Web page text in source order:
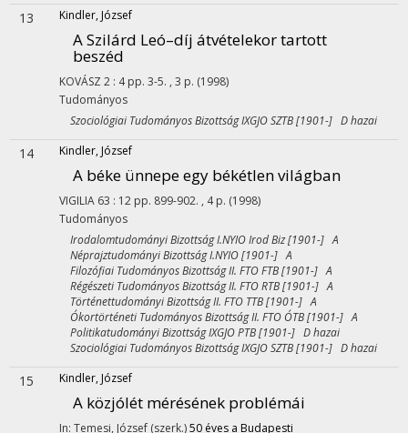
13 Kindler, József
A Szilárd Leó–díj átvételekor tartott
beszéd
KOVÁSZ 2 : 4 pp. 3-5. , 3 p. (1998)
Tudományos
Szociológiai Tudományos Bizottság IXGJO SZTB [1901-] D hazai
14 Kindler, József
A béke ünnepe egy békétlen világban
VIGILIA 63 : 12 pp. 899-902. , 4 p. (1998)
Tudományos
Irodalomtudományi Bizottság I.NYIO Irod Biz [1901-] A
Néprajztudományi Bizottság I.NYIO [1901-] A
Filozófiai Tudományos Bizottság II. FTO FTB [1901-] A
Régészeti Tudományos Bizottság II. FTO RTB [1901-] A
Történettudományi Bizottság II. FTO TTB [1901-] A
Ókortörténeti Tudományos Bizottság II. FTO ÓTB [1901-] A
Politikatudományi Bizottság IXGJO PTB [1901-] D hazai
Szociológiai Tudományos Bizottság IXGJO SZTB [1901-] D hazai
15 Kindler, József
A közjólét mérésének problémái
In: Temesi, József (szerk.)50 éves a Budapesti